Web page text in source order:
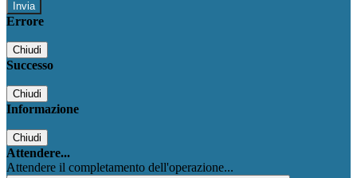
Errore
Chiudi
Successo
Chiudi
Informazione
Chiudi
Attendere...
Attendere il completamento dell'operazione...